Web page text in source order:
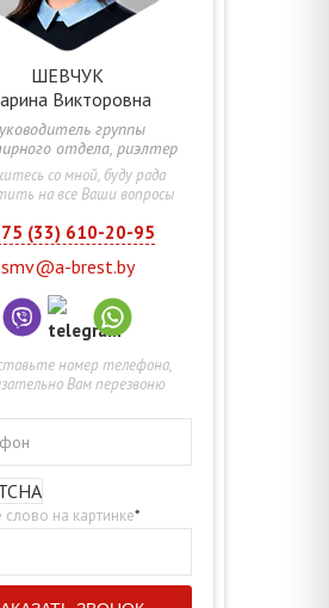
ШЕВЧУК
Викторовна
группы
отдела, риэлтер
со мной, буду рада
на все Ваши вопросы
(33) 610-20-95
smv@a-brest.by
номер телефона,
Вам перезвоню
слово на картинке*